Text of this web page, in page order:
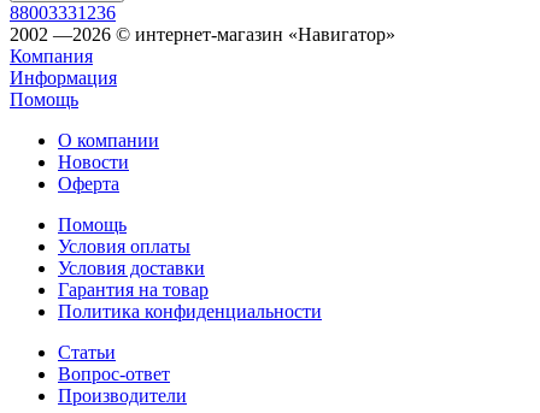
88003331236
2002 —2026 © интернет-магазин «Навигатор»
Компания
Информация
Помощь
О компании
Новости
Оферта
Помощь
Условия оплаты
Условия доставки
Гарантия на товар
Политика конфиденциальности
Статьи
Вопрос-ответ
Производители